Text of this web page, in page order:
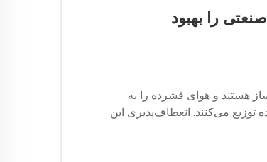
را بهبود
هستند و هوای فشرده را به
توزیع می‌کنند. انعطاف‌پذیری این
می‌گذارد.